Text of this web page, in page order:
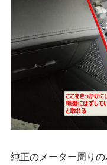
純正のメーター周りの